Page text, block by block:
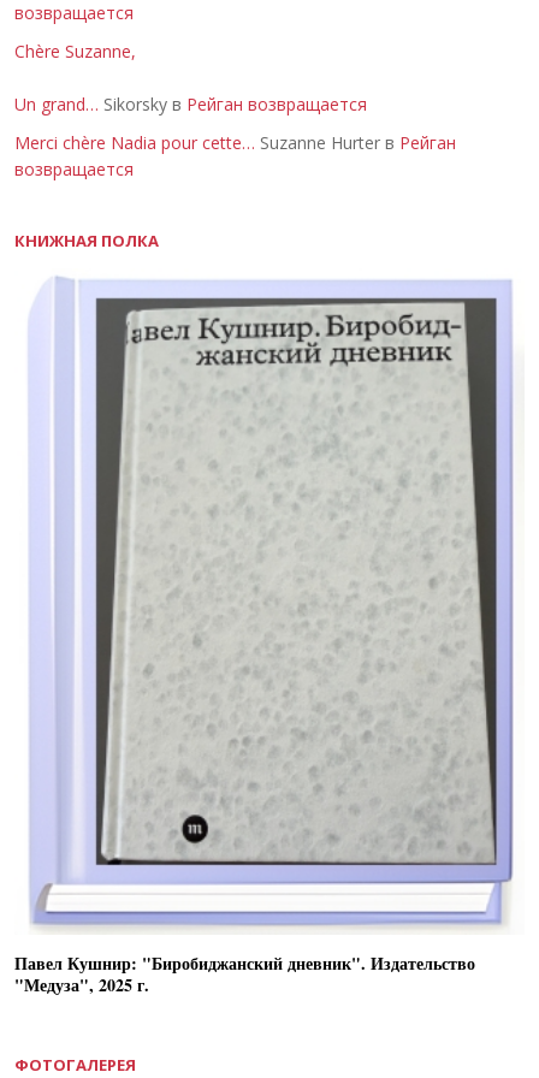
возвращается
Chère Suzanne,
Un grand… Sikorsky в Рейган возвращается
Merci chère Nadia pour cette… Suzanne Hurter в Рейган
возвращается
КНИЖНАЯ ПОЛКА
Павел Кушнир: "Биробиджанский дневник". Издательство
"Медуза", 2025 г.
ФОТОГАЛЕРЕЯ